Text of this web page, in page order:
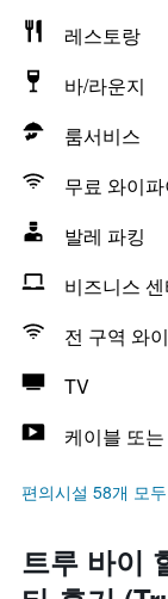
레스토랑
바/라운지
룸서비스
무료 와이파
발레 파킹
비즈니스 센
전 구역 와
TV
케이블 또
편의시설 58개 모
트루 바이